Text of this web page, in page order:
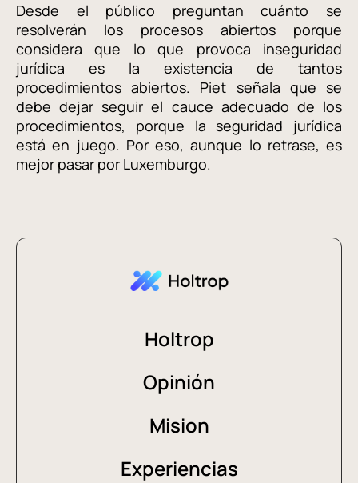
Desde el público preguntan cuánto se
resolverán los procesos abiertos porque
considera que lo que provoca inseguridad
jurídica es la existencia de tantos
procedimientos abiertos. Piet señala que se
debe dejar seguir el cauce adecuado de los
procedimientos, porque la seguridad jurídica
está en juego. Por eso, aunque lo retrase, es
mejor pasar por Luxemburgo.
Holtrop
Opinión
Mision
Experiencias